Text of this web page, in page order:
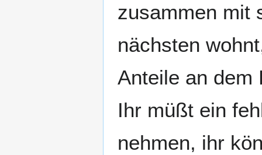
zusammen mit
nächsten
Anteile an dem
Ihr müßt ein
nehmen, ihr